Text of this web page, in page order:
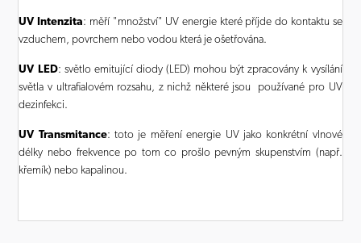
UV Intenzita: měří "množství" UV energie které příjde do kontaktu se
vzduchem, povrchem nebo vodou která je ošetřována.
UV LED: světlo emitující diody (LED) mohou být zpracovány k vysílání
světla v ultrafialovém rozsahu, z nichž některé jsou používané pro UV
dezinfekci.
UV Transmitance: toto je měření energie UV jako konkrétní vlnové
délky nebo frekvence po tom co prošlo pevným skupenstvím (např.
křemík) nebo kapalinou.